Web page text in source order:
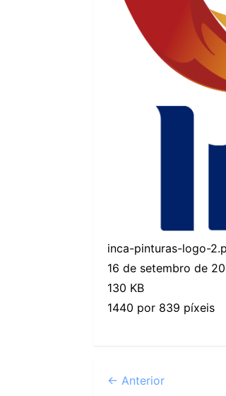
inca-pinturas-logo-
16 de setembro de
130 KB
1440 por 839 píxeis
← Anterior